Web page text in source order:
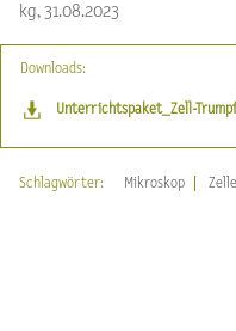
kg, 31.08.2023
Downloads:
Unterrichtspaket_Zell-Trumpf
Schlagwörter: Mikroskop